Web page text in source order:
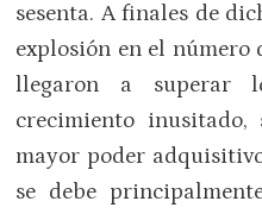
sesenta. A finales de
explosión en el
llegaron a superar
crecimiento
mayor poder
se debe